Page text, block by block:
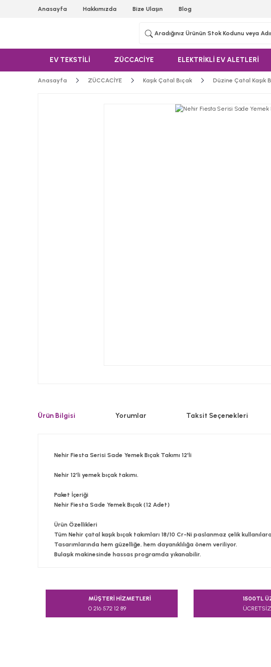
Anasayfa Hakkımızda Bize Ulaşın Blog
EV TEKSTİLİ ZÜCCACİYE ELEKTRİKLİ EV ALETLERİ
Anasayfa ZÜCCACİYE Kaşık Çatal Bıçak Düzine Çatal Kaşık
Ürün Bilgisi Yorumlar Taksit Seçenekleri
Nehir Fiesta Serisi Sade Yemek Bıçak Takımı 12'li
Nehir 12'li yemek bıçak takımı.
Paket İçeriği
Nehir Fiesta Sade Yemek Bıçak (12 Adet)
Ürün Özellikleri
Tüm Nehir çatal kaşık bıçak takımları 18/10 Cr-Ni paslanmaz çelik
Tasarımlarında hem güzelliğe, hem dayanıklılığa önem veriliyor.
Bulaşık makinesinde hassas programda yıkanabilir.
Bu ürünün fiyat bilgisi, resim, ürün açıklamalarında ve diğer
Görüş ve önerileriniz için teşekkür ederiz.
MÜŞTERİ HİZMETLERİ
0 216 572 12 89
1500TL